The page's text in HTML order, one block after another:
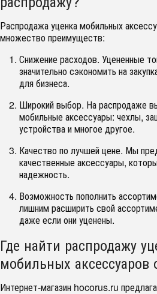
Распродажа уценка мобильных
множество преимуществ:
Снижение расходов. Уцененные
значительно сэкономить на
для бизнеса.
Широкий выбор. На распродаже
мобильные аксессуары: чехлы,
устройства и многое другое.
Качество по лучшей цене. Мы
качественные аксессуары,
надежность.
Возможность пополнить
лишним расширить свой
даже если они уценены.
Где найти распродажу
мобильных аксессуаров
Интернет-магазин hocorus.ru